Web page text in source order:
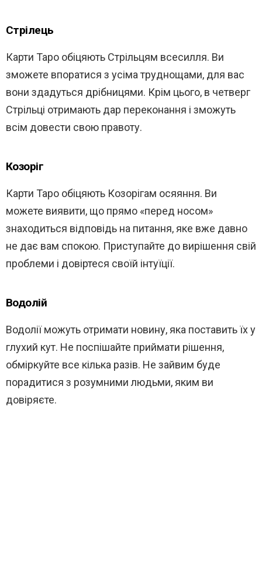
Стрілець
Карти Таро обіцяють Стрільцям всесилля. Ви
зможете впоратися з усіма труднощами, для вас
вони здадуться дрібницями. Крім цього, в четверг
Стрільці отримають дар переконання і зможуть
всім довести свою правоту.
Козоріг
Карти Таро обіцяють Козорігам осяяння. Ви
можете виявити, що прямо «перед носом»
знаходиться відповідь на питання, яке вже давно
не дає вам спокою. Приступайте до вирішення свій
проблеми і довіртеся своїй інтуїції.
Водолій
Водолії можуть отримати новину, яка поставить їх у
глухий кут. Не поспішайте приймати рішення,
обміркуйте все кілька разів. Не зайвим буде
порадитися з розумними людьми, яким ви
довіряєте.